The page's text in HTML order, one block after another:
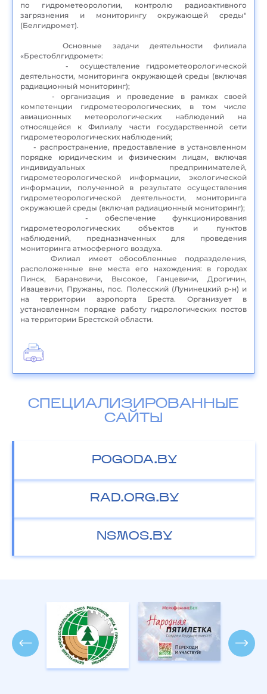
по гидрометеорологии, контролю радиоактивного
загрязнения и мониторингу окружающей среды"
(Белгидромет).
Основные задачи деятельности филиала
«Брестоблгидромет»:
- осуществление гидрометеорологической
деятельности, мониторинга окружающей среды (включая
радиационный мониторинг);
- организация и проведение в рамках своей
компетенции гидрометеорологических, в том числе
авиационных метеорологических наблюдений на
относящейся к Филиалу части государственной сети
гидрометеорологических наблюдений;
- распространение, предоставление в установленном
порядке юридическим и физическим лицам, включая
индивидуальных предпринимателей,
гидрометеорологической информации, экологической
информации, полученной в результате осуществления
гидрометеорологической деятельности, мониторинга
окружающей среды (включая радиационный мониторинг);
- обеспечение функционирования
гидрометеорологических объектов и пунктов
наблюдений, предназначенных для проведения
мониторинга атмосферного воздуха.
Филиал имеет обособленные подразделения,
расположенные вне места его нахождения: в городах
Пинск, Барановичи, Высокое, Ганцевичи, Дрогичин,
Ивацевичи, Пружаны, пос. Полесский (Лунинецкий р-н) и
на территории аэропорта Бреста. Организует в
установленном порядке работу гидрологических постов
на территории Брестской области.
СПЕЦИАЛИЗИРОВАННЫЕ
САЙТЫ
POGODA.BY
RAD.ORG.BY
NSMOS.BY